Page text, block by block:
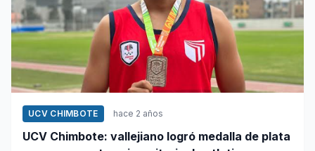
UCV CHIMBOTE hace 2 años
UCV Chimbote: vallejiano logró medalla de plata